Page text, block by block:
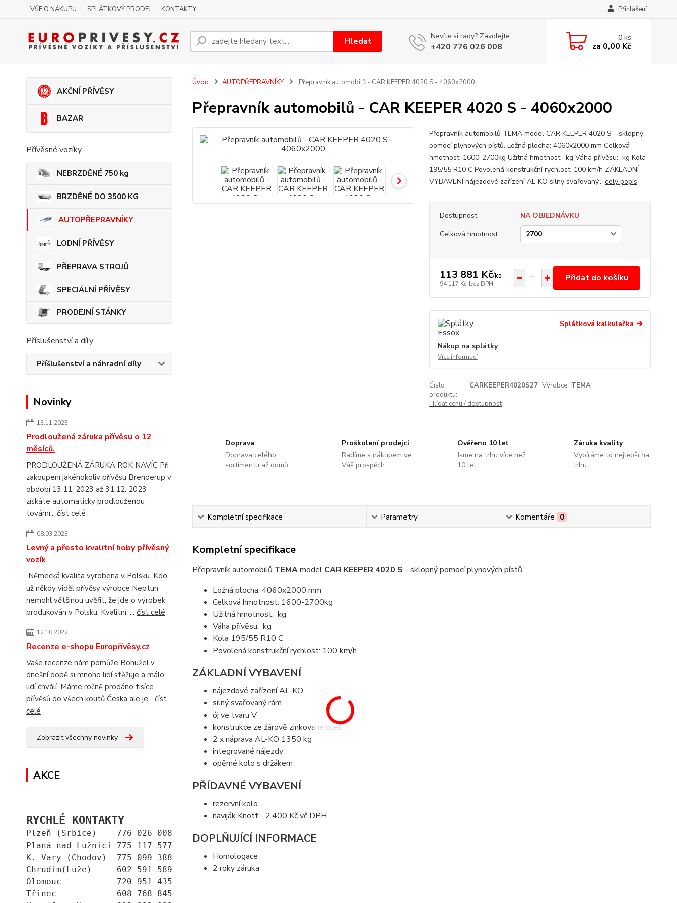
VŠE O NÁKUPU SPLÁTKOVÝ PRODEJ KONTAKTY Přihlášení
Hledat Nevíte si rady? Zavolejte.
+420 776 026 008
0ks
za 0,00 Kč
AKČNÍ PŘÍVĚSY
BAZAR
Přívěsné vozíky
NEBRZDĚNÉ 750 kg
BRZDĚNÉ DO 3500 KG
AUTOPŘEPRAVNÍKY
LODNÍ PŘÍVĚSY
PŘEPRAVA STROJŮ
SPECIÁLNÍ PŘÍVĚSY
PRODEJNÍ STÁNKY
Příslušenství a díly
Příšlušenství a náhradní díly
Novinky
13.11.2023
Prodloužená záruka přívěsu o 12
měsíců.
PRODLOUŽENÁ ZÁRUKA ROK NAVÍC Při
zakoupení jakéhokoliv přívěsu Brenderup v
období 13.11. 2023 až 31.12. 2023
získáte automaticky prodlouženou
tovární... číst celé
08.03.2023
Levný a přesto kvalitní hoby přívěsný
vozík
Německá kvalita vyrobena v Polsku. Kdo
už někdy viděl přívěsy výrobce Neptun
nemohl většinou uvěřit, že jde o výrobek
produkován v Polsku. Kvalitní, ... číst celé
12.10.2022
Recenze e-shopu Europřívěsy.cz
Vaše recenze nám pomůže Bohužel v
dnešní době si mnoho lidí stěžuje a málo
lidí chválí. Máme ročně prodáno tisíce
přívěsů do všech koutů Česka ale je... číst
celé
Zobrazit všechny novinky
AKCE
RYCHLÉ KONTAKTY
Plzeň (Srbice)    776 026 008
Planá nad Lužnicí 775 117 577
K. Vary (Chodov)  775 099 388
Chrudim(Luže)     602 591 589
Olomouc           720 951 435
Třinec            608 768 845
Úvod AUTOPŘEPRAVNÍKY Přepravník automobilů - CAR KEEPER 4020 S - 4060x2000
Přepravník automobilů - CAR KEEPER 4020 S - 4060x2000
Přepravník automobilů TEMA model CAR KEEPER 4020 S - sklopný
pomocí plynových pístů. Ložná plocha: 4060x2000 mm Celková
hmotnost: 1600-2700kg Užitná hmotnost: kg Váha přívěsu: kg Kola
195/55 R10 C Povolená konstrukční rychlost: 100 km/h ZÁKLADNÍ
VYBAVENÍ nájezdové zařízení AL-KO silný svařovaný... celý popis
Dostupnost
NA OBJEDNÁVKU
Celková hmotnost
113 881 Kč/ks
94 117 Kč bez DPH
Přidat do košíku
Splátková kalkulačka
Nákup na splátky
Více informací
Číslo
produktu:
CARKEEPER4020S27 Výrobce: TEMA
Hlídat cenu / dostupnost
Doprava
Doprava celého
sortimentu až domů
Proškolení prodejci
Radíme s nákupem ve
Váš prospěch
Ověřeno 10 let
Jsme na trhu více než
10 let
Záruka kvality
Vybíráme to nejlepší na
trhu
Kompletní specifikace Parametry Komentáře 0
Kompletní specifikace
Přepravník automobilů TEMAmodel CAR KEEPER 4020 S - sklopný pomocí plynových pístů.
Ložná plocha: 4060x2000 mm
Celková hmotnost: 1600-2700kg
Užitná hmotnost: kg
Váha přívěsu: kg
Kola 195/55 R10 C
Povolená konstrukční rychlost: 100 km/h
ZÁKLADNÍ VYBAVENÍ
nájezdové zařízení AL-KO
silný svařovaný rám
ój ve tvaru V
konstrukce ze žárově zinkované oceli
2 x náprava AL-KO 1350 kg
integrované nájezdy
opěrné kolo s držákem
PŘÍDAVNÉ VYBAVENÍ
rezervní kolo
naviják Knott - 2.400 Kč vč DPH
DOPLŇUJÍCÍ INFORMACE
Homologace
2 roky záruka